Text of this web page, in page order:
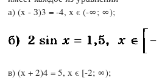
а) (x - З)3 = -4, х ϵ (-∞; ∞);
в) (х + 2)4 = 5, х ϵ [-2; ∞);